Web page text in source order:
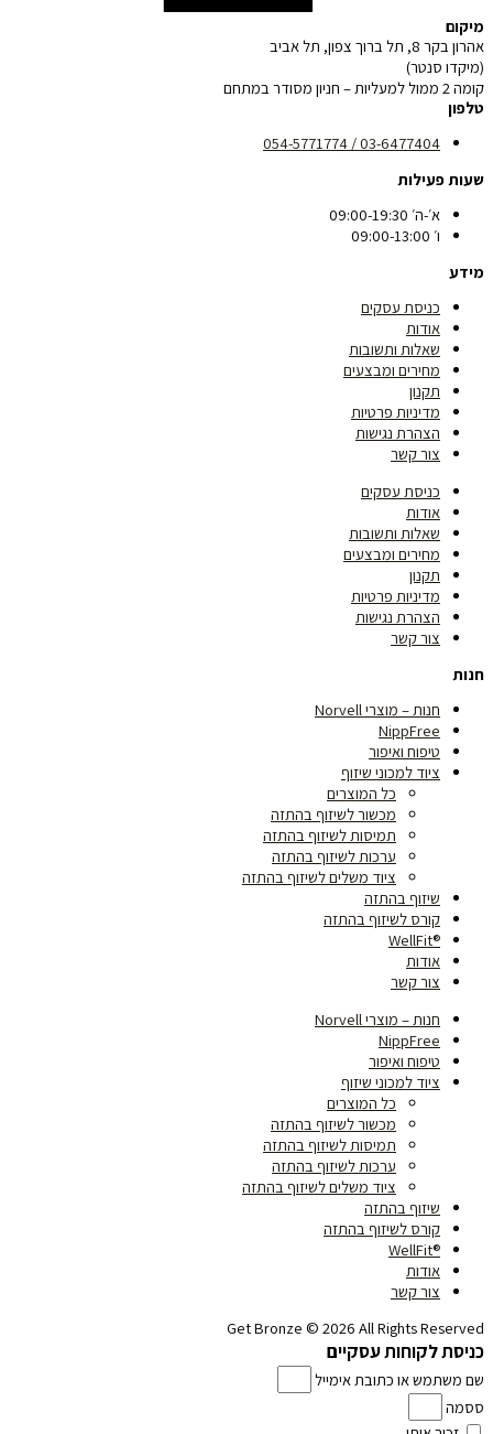
מיקום
אהרון בקר 8, תל ברוך צפון, תל אביב
(מיקדו סנטר)
קומה 2 ממול למעליות – חניון מסודר במתחם
טלפון
03-6477404 / 054-5771774
שעות פעילות
א׳-ה׳ 09:00-19:30
ו׳ 09:00-13:00
מידע
כניסת עסקים
אודות
שאלות ותשובות
מחירים ומבצעים
תקנון
מדיניות פרטיות
הצהרת נגישות
צור קשר
כניסת עסקים
אודות
שאלות ותשובות
מחירים ומבצעים
תקנון
מדיניות פרטיות
הצהרת נגישות
צור קשר
חנות
חנות – מוצרי Norvell
NippFree
טיפוח ואיפור
ציוד למכוני שיזוף
כל המוצרים
מכשור לשיזוף בהתזה
תמיסות לשיזוף בהתזה
ערכות לשיזוף בהתזה
ציוד משלים לשיזוף בהתזה
שיזוף בהתזה
קורס לשיזוף בהתזה
®WellFit
אודות
צור קשר
חנות – מוצרי Norvell
NippFree
טיפוח ואיפור
ציוד למכוני שיזוף
כל המוצרים
מכשור לשיזוף בהתזה
תמיסות לשיזוף בהתזה
ערכות לשיזוף בהתזה
ציוד משלים לשיזוף בהתזה
שיזוף בהתזה
קורס לשיזוף בהתזה
®WellFit
אודות
צור קשר
Get Bronze © 2026 All Rights Reserved
כניסת לקוחות עסקיים
שם משתמש או כתובת אימייל
ססמה